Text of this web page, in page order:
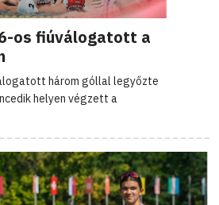
os fiúválogatott a
három góllal legyőzte
helyen végzett a